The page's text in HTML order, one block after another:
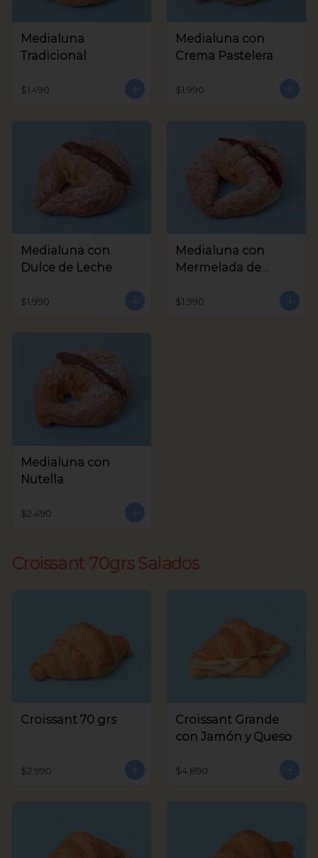
Medialuna
Tradicional
$1.490
Medialuna con
Crema Pastelera
$1.990
Medialuna con
Dulce de Leche
$1.990
Medialuna con
Mermelada de
$1.990
Medialuna con
Nutella
$2.490
Croissant 70grs Salados
Croissant 70 grs
$2.990
Croissant Grande
con Jamón y Queso
$4.890